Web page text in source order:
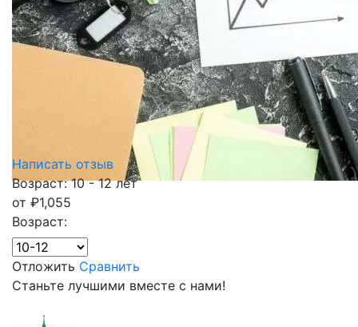
Написать отзыв
Возраст: 10 - 12 лет
от ₽1,055
Возраст:
Отложить Сравнить
Станьте лучшими вместе с нами!